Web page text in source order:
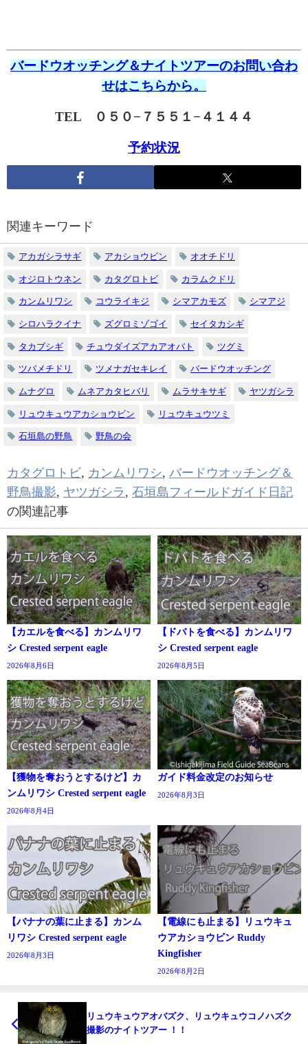
バードウオッチング＆ナイトツアーのお問い合わ
せはこちらから。
TEL ０５０−７５５１−４１４４
予約状況
関連キーワード
アカガシラサギ アカショウビン オオチドリ
オジロトウネン カタグロトビ カラムクドリ
カンムリワシ コウライキジ シマアカモズ シマアジ
シロハラクイナ ズグロミゾゴイ セイタカシギ
タカブシギ チュウダイズアカアオバト ツグミ
ツバメチドリ ツメナガセキレイ バードウオッチング
ムナグロ ムネアカタヒバリ ムラサキサギ ヤツガシラ
リュウキュウアカショウビン リュウキュウツミ
石垣島の野鳥 野鳥の会
カタグロトビ, カンムリワシ, バードウオッチング＆
野鳥撮影, ヤツガシラ , 石垣島フィールドガイド日記
の関連記事
【カエルを食べる】カンムリワ
シ Crested serpent eagle
2026年8月6日
【ドバトを食べる】カンムリワ
シ Crested serpent eagle
2026年8月5日
【獲物を奪おうとするけど】カ
ンムリワシ Crested serpent eagle
2026年8月4日
ガイド料金改定のお知らせ
2026年8月3日
【バナナの葉に止まる】カンム
リワシ Crested serpent eagle
2026年8月3日
【電線にも止まる】リュウキュ
ウアカショウビン Ruddy
Kingfisher
2026年8月2日
リュウキュウアオバズク、リュウキュウコノハズク
撮影のナイトツアー ！！